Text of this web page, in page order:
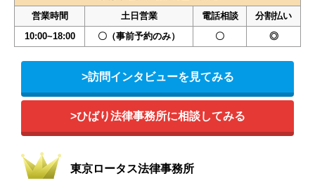
営業時間
土日営業 電話相談
分割払い
10:00~18:00
〇（事前予約のみ） 〇 ◎
>訪問インタビューを見てみる
>ひばり法律事務所に相談してみる
東京ロータス法律事務所